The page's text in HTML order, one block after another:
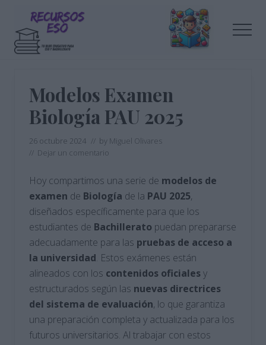
contenido
principal
barra
educación
Modelos Examen
Biología PAU 2025
26 octubre 2024 // by Miguel Olivares
// Dejar un comentario
Hoy compartimos una serie de modelos de
examen de Biología de la PAU 2025,
diseñados específicamente para que los
estudiantes de Bachillerato puedan prepararse
adecuadamente para las pruebas de acceso a
la universidad. Estos exámenes están
alineados con los contenidos oficialesy
estructurados según las nuevas directrices
del sistema de evaluación, lo que garantiza
una preparación completa y actualizada para los
futuros universitarios. Al trabajar con estos